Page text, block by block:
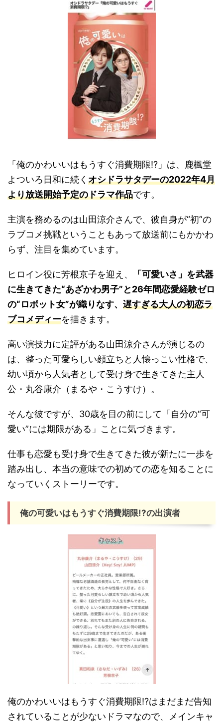
「俺のかわいいはもうすぐ消費期限!?」は、鹿楓堂
よついろ日和に続く オシドラサタデーの2022年4月
より放送開始予定のドラマ作品です。
主演を務めるのは山田涼介さんで、彼自身が“初”の
ラブコメ挑戦ということもあって放送前にもかかわ
らず、注目を集めています。
ヒロイン役に芳根京子を迎え、
「可愛いさ」を武器
に生きてきた“あざかわ男子”と26年間恋愛経験ゼロ
の“ロボット女”が織りなす、 遅すぎる大人の初恋ラ
ブコメディーを描きます。
高い演技力に定評がある山田涼介さんが演じるの
は、整った可愛らしい顔立ちと人懐っこい性格で、
幼い頃から人気者として受け身で生きてきた主人
公・丸谷康介（まるや・こうすけ）。
そんな彼ですが、30歳を目の前にして「自分の“可
愛い”には期限がある」ことに気づきます。
仕事も恋愛も受け身で生きてきた彼が新たに一歩を
踏み出し、本当の意味での初めての恋を知ることに
なっていくストーリーです。
俺の可愛いはもうすぐ消費期限!?の出演者
俺のかわいいはもうすぐ消費期限!?はまだまだ告知
されていることが少ないドラマなので、メインキャ